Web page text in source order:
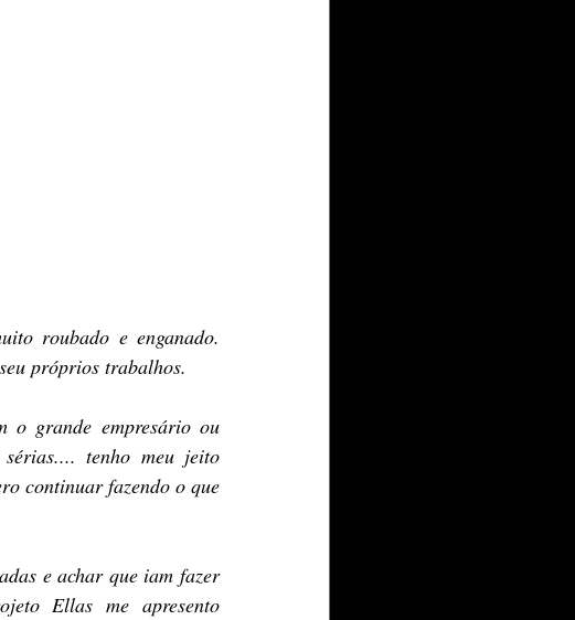
roubado e enganado.
próprios trabalhos.
o grande empresário ou
tenho meu jeito
continuar fazendo o que
e achar que iam fazer
Ellas me apresento